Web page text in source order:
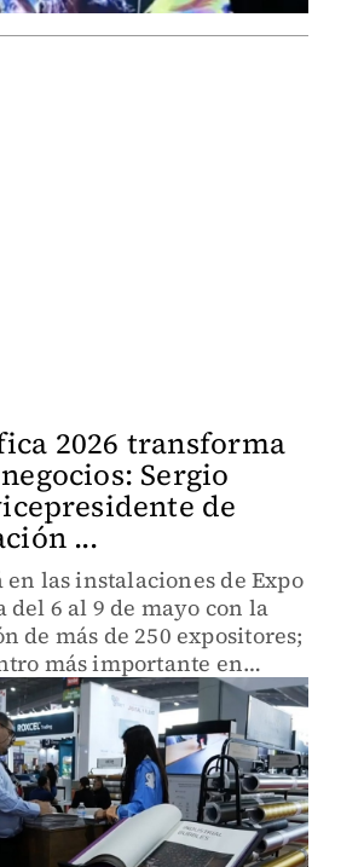
2026 transforma
Sergio
de
...
en las instalaciones de Expo
del 6 al 9 de mayo con la
de más de 250 expositores;
más importante en
de la industria de la
empaque y textil